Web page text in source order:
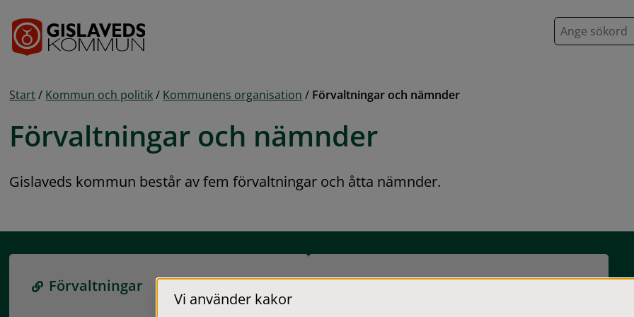
S
ö
Start / Kommun och politik / Kommunens organisation / Förvaltningar och nämnder
Förvaltningar och nämnder
Gislaveds kommun består av fem förvaltningar och åtta nämnder.
Förvaltningar Nämnder
Vi använder kakor